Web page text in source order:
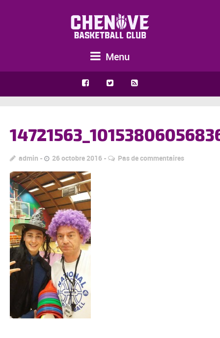
Menu
admin 26 octobre 2016 Pas de commentaires